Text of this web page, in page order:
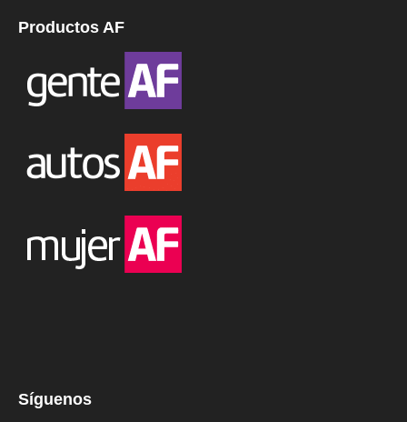
Productos AF
Síguenos